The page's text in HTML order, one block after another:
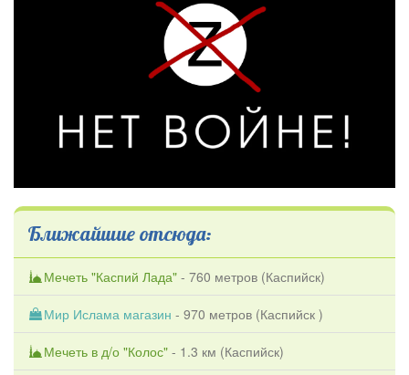
Ближайшие отсюда:
Мечеть "Каспий Лада" - 760 метров (Каспийск)
Мир Ислама магазин - 970 метров (Каспийск )
Мечеть в д/о "Колос" - 1.3 км (Каспийск)